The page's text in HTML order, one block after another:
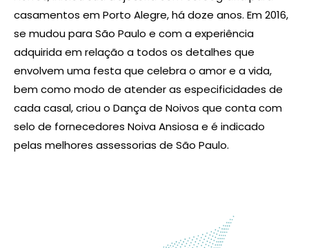
casamentos em Porto Alegre, há doze anos. Em 2016,
se mudou para São Paulo e com a experiência
adquirida em relação a todos os detalhes que
envolvem uma festa que celebra o amor e a vida,
bem como modo de atender as especificidades de
cada casal, criou o Dança de Noivos que conta com
selo de fornecedores Noiva Ansiosa e é indicado
pelas melhores assessorias de São Paulo.